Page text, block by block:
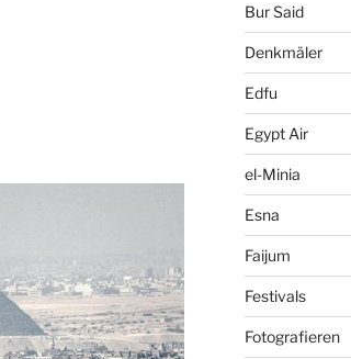
Bur Said
Denkmäler
Edfu
Egypt Air
el-Minia
Esna
Faijum
Festivals
Fotografieren